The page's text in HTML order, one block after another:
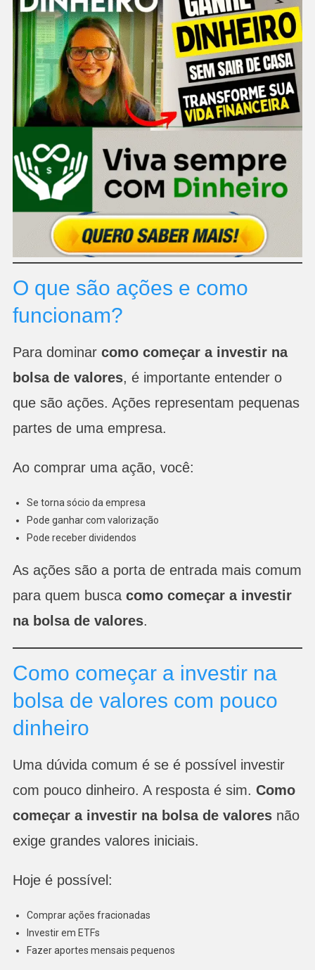
O que são ações e como
funcionam?
Para dominar como começar a investir na
bolsa de valores, é importante entender o
que são ações. Ações representam pequenas
partes de uma empresa.
Ao comprar uma ação, você:
Se torna sócio da empresa
Pode ganhar com valorização
Pode receber dividendos
As ações são a porta de entrada mais comum
para quem busca como começar a investir
na bolsa de valores.
Como começar a investir na
bolsa de valores com pouco
dinheiro
Uma dúvida comum é se é possível investir
com pouco dinheiro. A resposta é sim. Como
começar a investir na bolsa de valoresnão
exige grandes valores iniciais.
Hoje é possível:
Comprar ações fracionadas
Investir em ETFs
Fazer aportes mensais pequenos